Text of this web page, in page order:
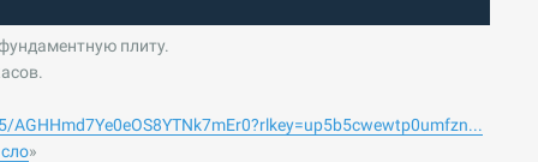
плиту.
»